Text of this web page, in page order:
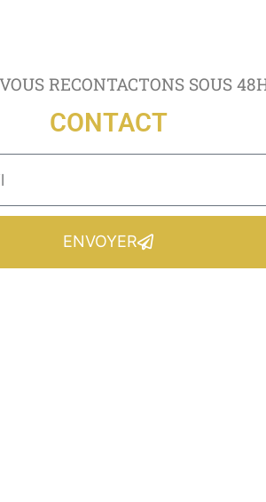
RECONTACTONS SOUS
CONTACT
ENVOYER